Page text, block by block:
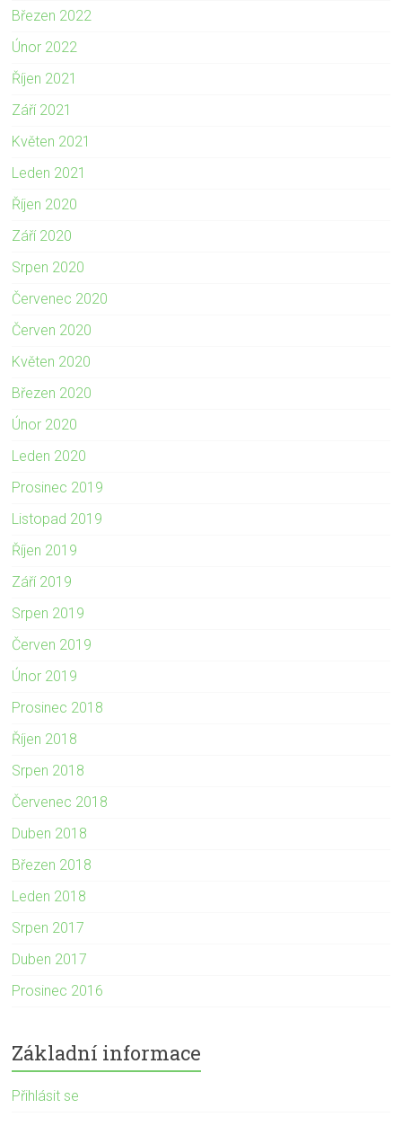
Březen 2022
Únor 2022
Říjen 2021
Září 2021
Květen 2021
Leden 2021
Říjen 2020
Září 2020
Srpen 2020
Červenec 2020
Červen 2020
Květen 2020
Březen 2020
Únor 2020
Leden 2020
Prosinec 2019
Listopad 2019
Říjen 2019
Září 2019
Srpen 2019
Červen 2019
Únor 2019
Prosinec 2018
Říjen 2018
Srpen 2018
Červenec 2018
Duben 2018
Březen 2018
Leden 2018
Srpen 2017
Duben 2017
Prosinec 2016
Základní informace
Přihlásit se